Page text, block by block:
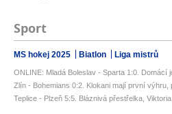
Sport
MS hokej 2025 Biatlon Liga mistrů
ONLINE: Mladá Boleslav - Sparta 1:0. Domácí
Zlín - Bohemians 0:2. Klokani mají první výhru,
Teplice - Plzeň 5:5. Bláznivá přestřelka, Viktoria